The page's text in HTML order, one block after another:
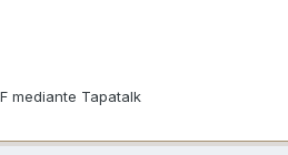
mediante Tapatalk